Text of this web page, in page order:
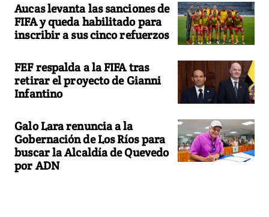
Aucas levanta las sanciones de
FIFA y queda habilitado para
inscribir a sus cinco refuerzos
FEF respalda a la FIFA tras
retirar el proyecto de Gianni
Infantino
Galo Lara renuncia a la
Gobernación de Los Ríos para
buscar la Alcaldía de Quevedo
por ADN